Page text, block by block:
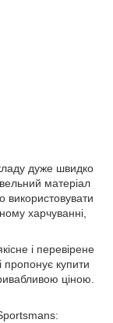
дуже швидко
матеріал
використовувати
харчуванні,
і перевірене
пропонує купити
ціною.